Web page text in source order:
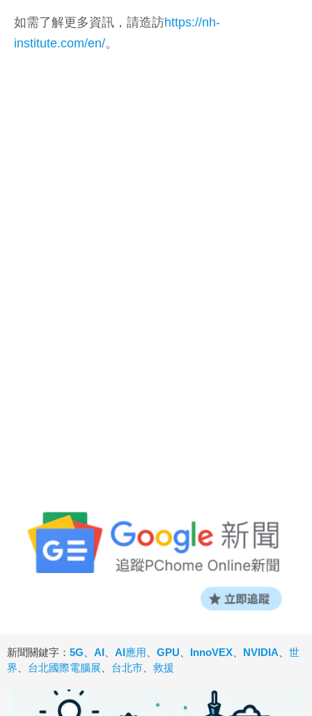
如需了解更多資訊，請造訪https://nh-
institute.com/en/。
新聞關鍵字： 5G AI AI應用 GPU InnoVEX NVIDIA
世
界
台北國際電腦展 台北市 救援